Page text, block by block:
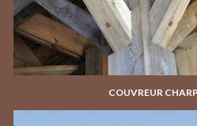
COUVREUR